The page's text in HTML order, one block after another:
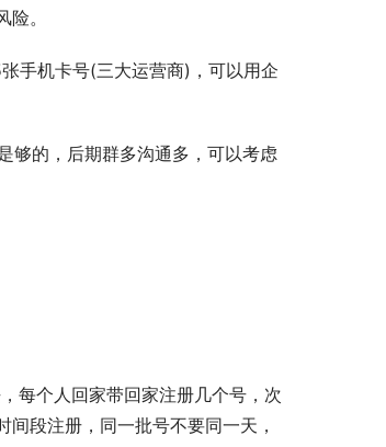
。
手机卡号(三大运营商)，可以用企
够的，后期群多沟通多，可以考虑
每个人回家带回家注册几个号，次
段注册，同一批号不要同一天，